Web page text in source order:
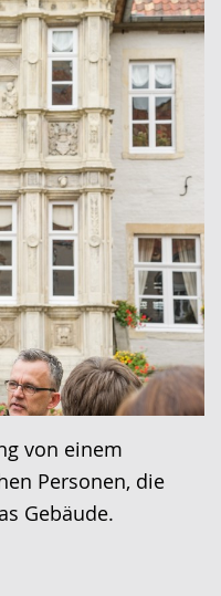
von einem
Personen, die
Gebäude.